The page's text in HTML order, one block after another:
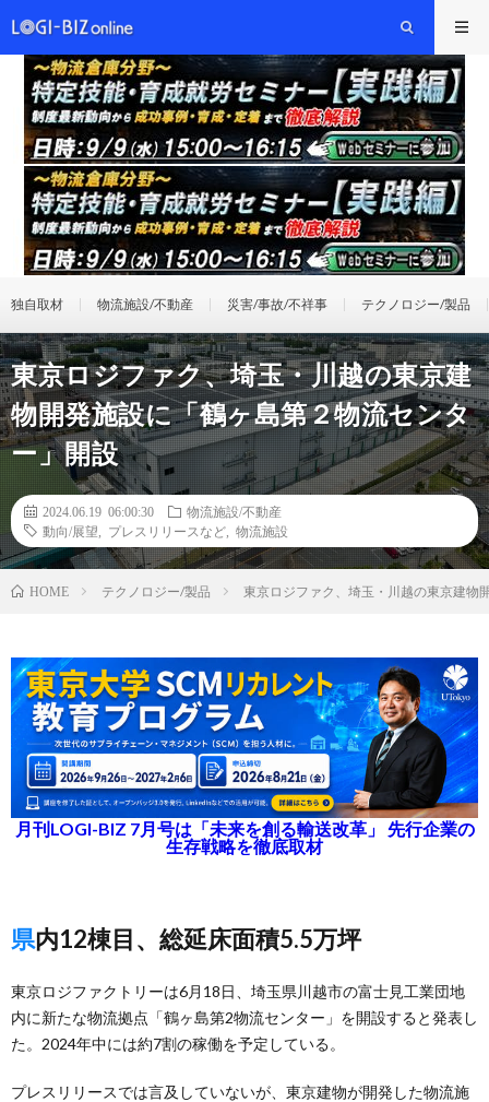
独自取材 物流施設/不動産 災害/事故/不祥事 テクノロジー/製品
東京ロジファク、埼玉・川越の東京建
物開発施設に「鶴ヶ島第２物流センタ
ー」開設
2024.06.19 06:00:30
物流施設/不動産
動向/展望
プレスリリースなど 物流施設
HOME テクノロジー/製品 東京ロジファク、埼玉・川越の東京建物
月刊LOGI-BIZ 7月号は「未来を創る輸送改革」 先行企業の
生存戦略を徹底取材
県内12棟目、総延床面積5.5万坪
東京ロジファクトリーは6月18日、埼玉県川越市の富士見工業団地
内に新たな物流拠点「鶴ヶ島第2物流センター」を開設すると発表し
た。2024年中には約7割の稼働を予定している。
プレスリリースでは言及していないが、東京建物が開発した物流施